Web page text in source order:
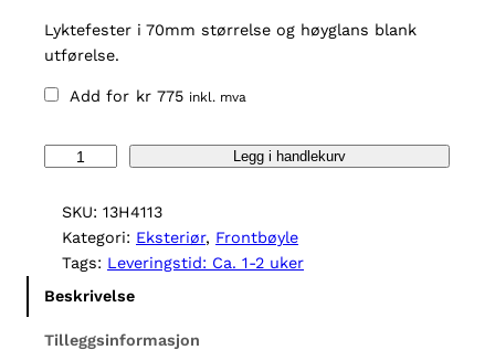
Lyktefester i 70mm størrelse og høyglans blank
utførelse.
Add for kr 775 inkl. mva
y
Legg i handlekurv
SKU: 13H4113
Kategori: Eksteriør, Frontbøyle
Tags: Leveringstid: Ca. 1-2 uker
Beskrivelse
Tilleggsinformasjon